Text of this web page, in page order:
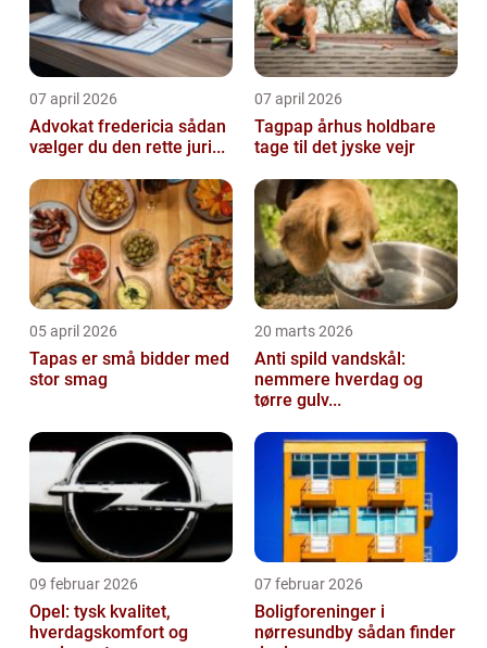
07 april 2026
Advokat fredericia sådan
vælger du den rette juri...
07 april 2026
Tagpap århus holdbare
tage til det jyske vejr
05 april 2026
Tapas er små bidder med
stor smag
20 marts 2026
Anti spild vandskål:
nemmere hverdag og
tørre gulv...
09 februar 2026
Opel: tysk kvalitet,
hverdagskomfort og
07 februar 2026
Boligforeninger i
nørresundby sådan finder